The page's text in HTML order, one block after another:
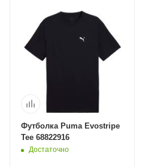
Футболка Puma Evostripe
Tee 68822916
Достаточно